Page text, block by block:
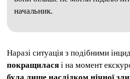
начальник.
Наразі ситуація з подібними
покращилася і на момент